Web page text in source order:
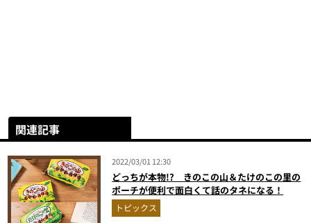
関連記事
2022/03/01 12:30
どっちが本物!? きのこの山＆たけのこの里の
ポーチが便利で面白くて話のタネになる！
トピックス